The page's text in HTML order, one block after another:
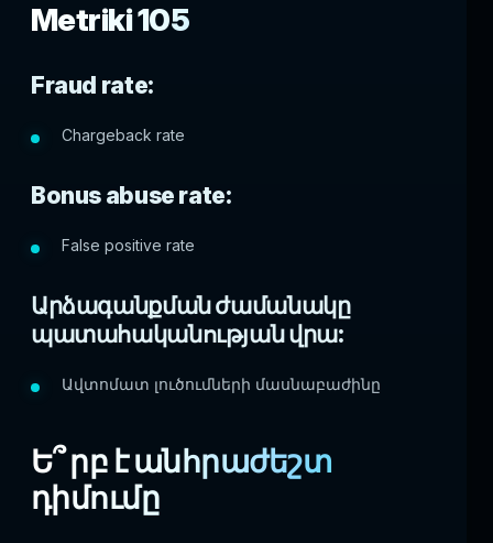
Metriki 105
Fraud rate:
Chargeback rate
Bonus abuse rate:
False positive rate
Արձագանքման ժամանակը
պատահականության վրա:
Ավտոմատ լուծումների մասնաբաժինը
Ե՞ րբ է անհրաժեշտ
դիմումը